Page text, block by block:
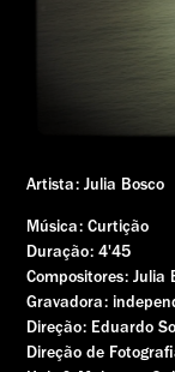
Artista: Julia Bosco
Música: Curtição
Duração: 4'45
Compositores: Julia
Gravadora:
Direção: Eduardo
Direção de